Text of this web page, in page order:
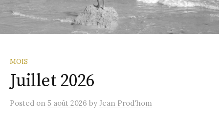
MOIS
Juillet 2026
Posted on 5 août 2026 by Jean Prod'hom